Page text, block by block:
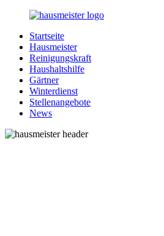
Zurück
Inhalt
Hausmeister.de
Alles
rund
Ihren
Haushalt
Startseite
Hausmeister
Reinigungskraft
Haushaltshilfe
Gärtner
Winterdienst
Stellenangebote
News